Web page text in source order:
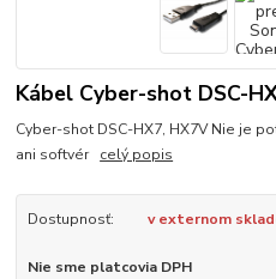
Kábel Cyber-shot DSC-
Cyber-shot DSC-HX7, HX7V Nie je
ani softvér celý popis
Dostupnosť: v externom
Nie sme platcovia DPH